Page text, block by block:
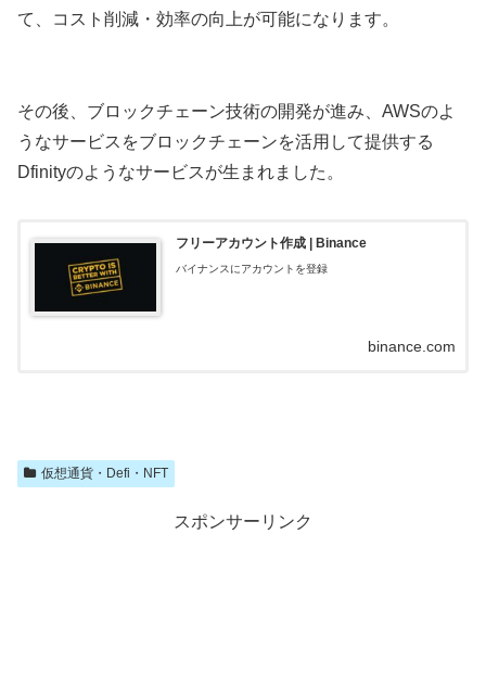
て、コスト削減・効率の向上が可能になります。
その後、ブロックチェーン技術の開発が進み、AWSのよ
うなサービスをブロックチェーンを活用して提供する
Dfinityのようなサービスが生まれました。
フリーアカウント作成 | Binance
バイナンスにアカウントを登録
binance.com
仮想通貨・Defi・NFT
スポンサーリンク